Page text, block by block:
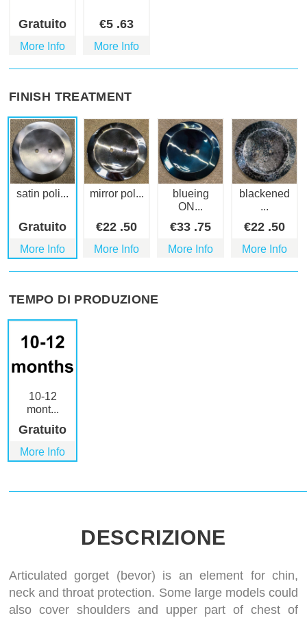
Gratuito
More Info
€5 .63
More Info
FINISH TREATMENT
satin poli...
Gratuito
More Info
mirror pol...
€22 .50
More Info
blueing
ON...
€33 .75
More Info
blackened
...
€22 .50
More Info
TEMPO DI PRODUZIONE
10-12
mont...
Gratuito
More Info
DESCRIZIONE
Articulated gorget (bevor) is an element for chin,
neck and throat protection. Some large models could
also cover shoulders and upper part of chest of